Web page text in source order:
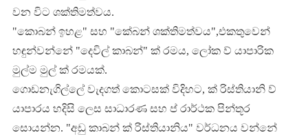
වන විට ශක්තිමත්වය.
"කොබන් ඉහළ" සහ "කේබන් ශක්තිමත්වය",එකතුවෙන්
හඳුන්වන්නේ "දෙවිල් කාබන්" ක් රමය, ලෝක ව් යාපාරික
මුල්ම මුල් ක් රමයක්.
ගොඩනැගිල්ලේ වැදගත් කොටසක් විදිහට, ක් රිස්තියානි ව්
යාපාරය හදිසි ලෙස සාධාරණ සහ ප් රාර්ථක පින්තූර
සොයන්න. "අඩු කාබන් ක් රිස්තියානිය" වර්ධනය වන්නේ